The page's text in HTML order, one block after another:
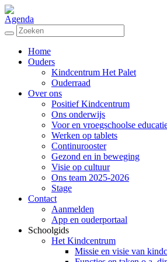
Agenda
Home
Ouders
Kindcentrum Het Palet
Ouderraad
Over ons
Positief Kindcentrum
Ons onderwijs
Voor en vroegschoolse
Werken op tablets
Continurooster
Gezond en in beweging
Visie op cultuur
Ons team 2025-2026
Stage
Contact
Aanmelden
App en ouderportaal
Schoolgids
Het Kindcentrum
Missie en visie van